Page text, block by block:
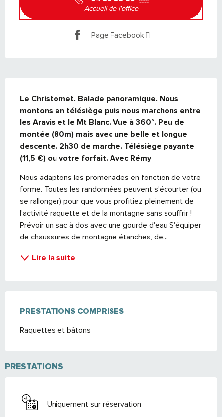
Accueil de l'office
Page Facebook
Le Christomet. Balade panoramique. Nous
montons en télésiège puis nous marchons entre
les Aravis et le Mt Blanc. Vue à 360°. Peu de
montée (80m) mais avec une belle et longue
descente. 2h30 de marche. Télésiège payante
(11,5 €) ou votre forfait. Avec Rémy
Nous adaptons les promenades en fonction de votre
forme. Toutes les randonnées peuvent s’écourter (ou
se rallonger) pour que vous profitiez pleinement de
l’activité raquette et de la montagne sans souffrir !
Prévoir un sac à dos avec une gourde d'eau S'équiper
de chaussures de montagne étanches, de...
Lire la suite
PRESTATIONS COMPRISES
PRESTATIONS COMPRISES
Raquettes et bâtons
PRESTATIONS
Uniquement sur réservation